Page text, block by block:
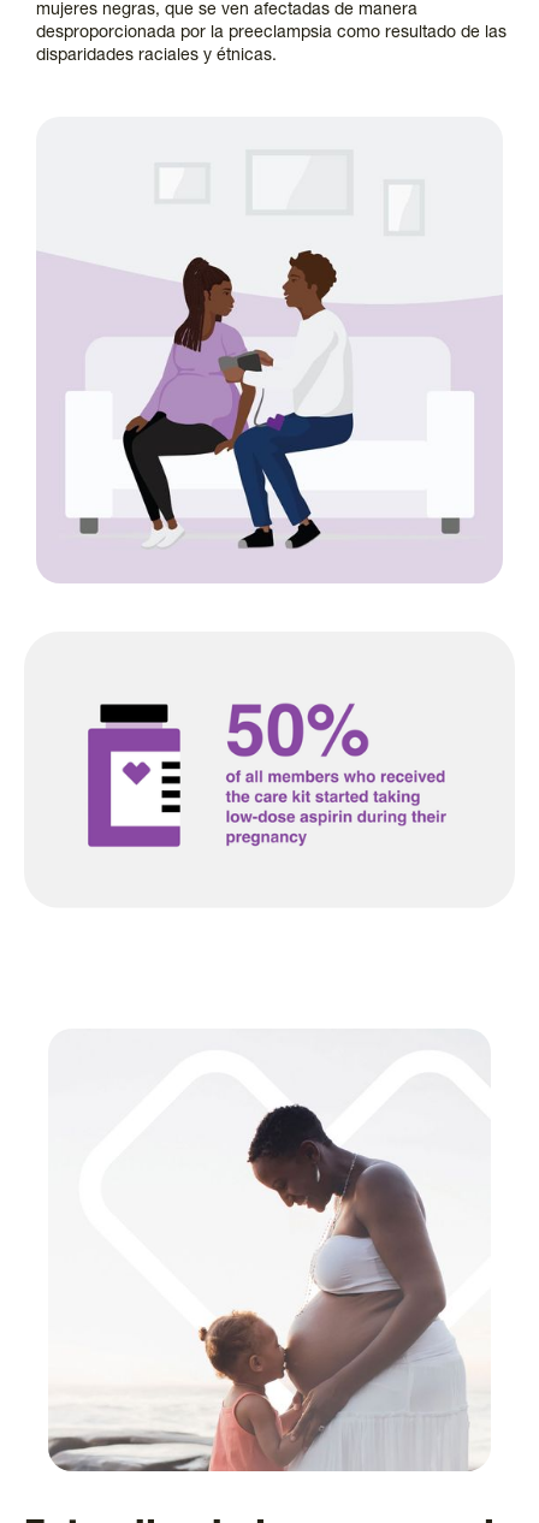
mujeres negras, que se ven afectadas de manera
desproporcionada por la preeclampsia como resultado de las
disparidades raciales y étnicas.